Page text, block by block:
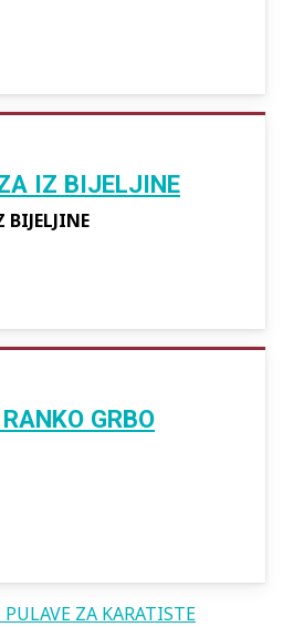
IZ BIJELJINE
GRBO
ZA KARATISTE